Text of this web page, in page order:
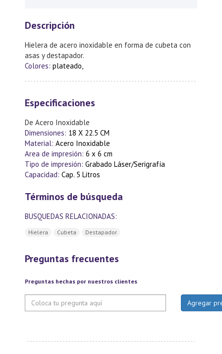
Descripción
Hielera de acero inoxidable en forma de cubeta con
asas y destapador.
Colores: plateado,
Especificaciones
De Acero Inoxidable
Dimensiones: 18 X 22.5 CM
Material: Acero Inoxidable
Area de impresión: 6 x 6 cm
Tipo de impresión: Grabado Láser/Serigrafía
Capacidad: Cap. 5 Litros
Términos de búsqueda
BUSQUEDAS RELACIONADAS:
Hielera Cubeta Destapador
Preguntas frecuentes
Preguntas hechas por nuestros clientes